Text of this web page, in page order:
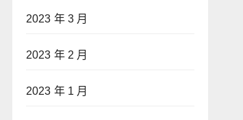
2023 年 3 月
2023 年 2 月
2023 年 1 月